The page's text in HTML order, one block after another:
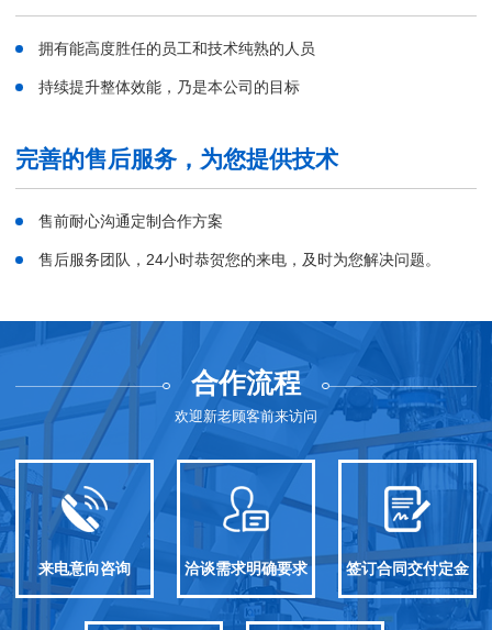
拥有能高度胜任的员工和技术纯熟的人员
持续提升整体效能，乃是本公司的目标
完善的售后服务，为您提供技术
售前耐心沟通定制合作方案
售后服务团队，24小时恭贺您的来电，及时为您解决问题。
合作流程
欢迎新老顾客前来访问
来电意向咨询 洽谈需求明确要求 签订合同交付定金